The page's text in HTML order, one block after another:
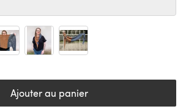
Ajouter au panier